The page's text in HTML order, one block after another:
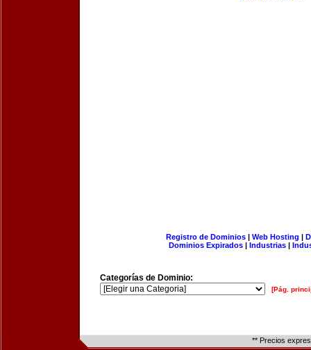
Registro de Dominios| Web Hosting |
Dominios Expirados | Industrias |
Categorías de Dominio:
[Pág.
** Precios